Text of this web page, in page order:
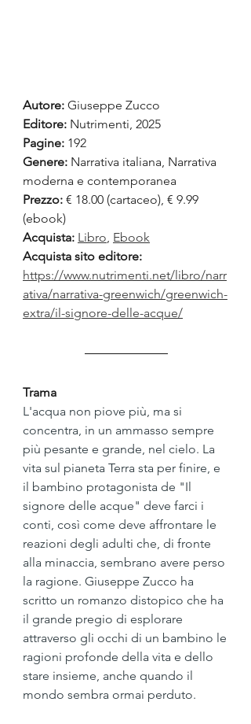
Autore: Giuseppe Zucco
Editore: Nutrimenti, 2025
Pagine: 192
Genere: Narrativa italiana, Narrativa
moderna e contemporanea
Prezzo: € 18.00 (cartaceo), € 9.99
(ebook)
Acquista: Libro, Ebook
Acquista sito editore:
https://www.nutrimenti.net/libro/narr
ativa/narrativa-greenwich/greenwich-
extra/il-signore-delle-acque/
Trama
L'acqua non piove più, ma si
concentra, in un ammasso sempre
più pesante e grande, nel cielo. La
vita sul pianeta Terra sta per finire, e
il bambino protagonista de "Il
signore delle acque" deve farci i
conti, così come deve affrontare le
reazioni degli adulti che, di fronte
alla minaccia, sembrano avere perso
la ragione. Giuseppe Zucco ha
scritto un romanzo distopico che ha
il grande pregio di esplorare
attraverso gli occhi di un bambino le
ragioni profonde della vita e dello
stare insieme, anche quando il
mondo sembra ormai perduto.